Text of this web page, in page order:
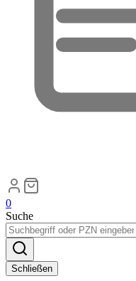
0
Suche
Schließen